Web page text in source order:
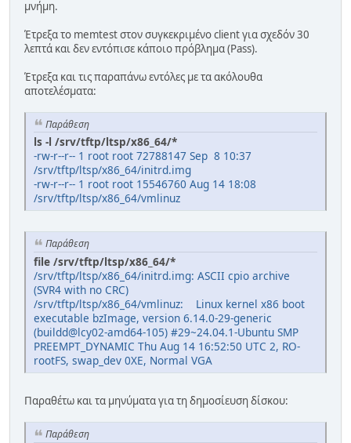
μνήμη.
Έτρεξα το memtest στον συγκεκριμένο client για σχεδόν 30
λεπτά και δεν εντόπισε κάποιο πρόβλημα (Pass).
Έτρεξα και τις παραπάνω εντόλες με τα ακόλουθα
αποτελέσματα:
Παράθεση
ls -l /srv/tftp/ltsp/x86_64/*
-rw-r--r-- 1 root root 72788147 Sep 8 10:37
/srv/tftp/ltsp/x86_64/initrd.img
-rw-r--r-- 1 root root 15546760 Aug 14 18:08
/srv/tftp/ltsp/x86_64/vmlinuz
Παράθεση
file /srv/tftp/ltsp/x86_64/*
/srv/tftp/ltsp/x86_64/initrd.img: ASCII cpio archive
(SVR4 with no CRC)
/srv/tftp/ltsp/x86_64/vmlinuz: Linux kernel x86 boot
executable bzImage, version 6.14.0-29-generic
(buildd@lcy02-amd64-105) #29~24.04.1-Ubuntu SMP
PREEMPT_DYNAMIC Thu Aug 14 16:52:50 UTC 2, RO-
rootFS, swap_dev 0XE, Normal VGA
Παραθέτω και τα μηνύματα για τη δημοσίευση δίσκου:
Παράθεση